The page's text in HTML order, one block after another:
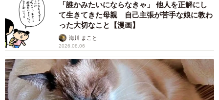
「誰かみたいにならなきゃ」 他人を正解にし
て生きてきた母親 自己主張が苦手な娘に教わ
った大切なこと【漫画】
海川 まこと
2026.08.06